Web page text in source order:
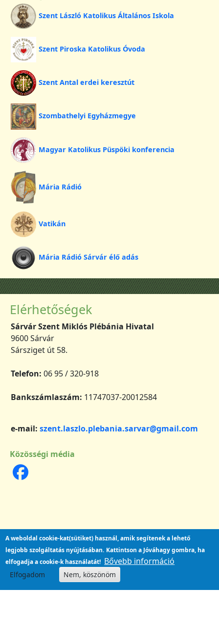
Szent László Katolikus Általános Iskola
Szent Piroska Katolikus Óvoda
Szent Antal erdei keresztút
Szombathelyi Egyházmegye
Magyar Katolikus Püspöki konferencia
Mária Rádió
Vatikán
Mária Rádió Sárvár élő adás
Elérhetőségek
Sárvár Szent Miklós Plébánia Hivatal
9600 Sárvár
Sársziget út 58.
Telefon: 06 95 / 320-918
Bankszámlaszám: 11747037-20012584
e-mail: szent.laszlo.plebania.sarvar@gmail.com
Közösségi média
A weboldal cookie-kat(sütiket) használ, amik segítenek a lehető
legjobb szolgáltatás nyújtásában. Kattintson a Jóváhagy gombra, ha
elfogadja a cookie-k használatát! Bővebb információ
Elfogadom Nem, köszönöm